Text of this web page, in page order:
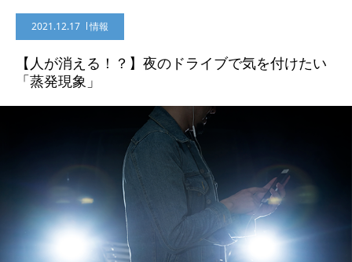
2021.12.17 情報
【人が消える！？】夜のドライブで気を付けたい
「蒸発現象」